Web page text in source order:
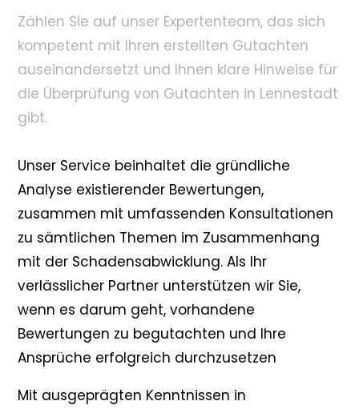
Zählen Sie auf unser Expertenteam, das sich
kompetent mit Ihren erstellten Gutachten
auseinandersetzt und Ihnen klare Hinweise für
die Überprüfung von Gutachten in Lennestadt
gibt.
Unser Service beinhaltet die gründliche
Analyse existierender Bewertungen,
zusammen mit umfassenden Konsultationen
zu sämtlichen Themen im Zusammenhang
mit der Schadensabwicklung. Als Ihr
verlässlicher Partner unterstützen wir Sie,
wenn es darum geht, vorhandene
Bewertungen zu begutachten und Ihre
Ansprüche erfolgreich durchzusetzen
Mit ausgeprägten Kenntnissen in